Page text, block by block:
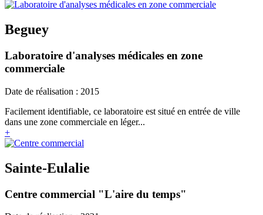
Beguey
Laboratoire d'analyses médicales en zone
commerciale
Date de réalisation : 2015
Facilement identifiable, ce laboratoire est situé en entrée de ville
dans une zone commerciale en léger...
+
Sainte-Eulalie
Centre commercial "L'aire du temps"